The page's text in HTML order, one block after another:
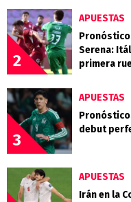
2
APUESTAS
Serena:
primera
3
APUESTAS
debut
APUESTAS
Irán en la